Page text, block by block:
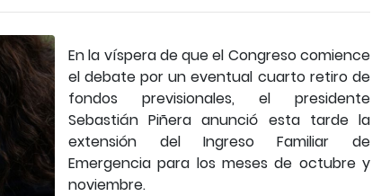
En la víspera de que el Congreso comience
el debate por un eventual cuarto retiro de
fondos previsionales, el presidente
Sebastián Piñera anunció esta tarde la
extensión del Ingreso Familiar de
Emergencia para los meses de octubre y
noviembre.